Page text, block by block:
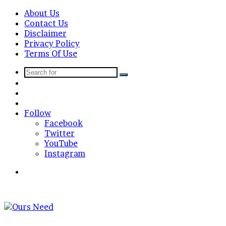
About Us
Contact Us
Disclaimer
Privacy Policy
Terms Of Use
Search
In
Follow
Facebook
Twitter
YouTube
Instagram